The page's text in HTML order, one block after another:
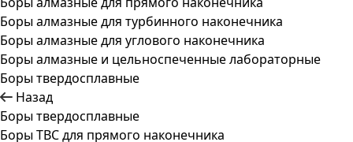
Боры алмазные для турбинного наконечника
Боры алмазные для углового наконечника
Боры алмазные и цельноспеченные лабораторные
Боры твердосплавные
Назад
Боры твердосплавные
Боры ТВС для прямого наконечника